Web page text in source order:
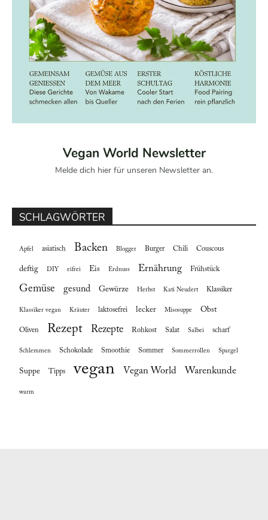
Vegan World Newsletter
Melde dich hier für unseren Newsletter an.
SCHLAGWÖRTER
Apfel asiatisch Backen Blogger Burger Chili Couscous
deftig DIY eifrei Eis Erdnuss Ernährung Frühstück
Gemüse gesund Gewürze Herbst Kati Neudert Klassiker
Klassiker vegan Kräuter laktosefrei lecker Misosuppe Obst
Oliven Rezept Rezepte Rohkost Salat Salbei scharf
Schlemmen Schokolade Smoothie Sommer Sommerrollen Spargel
Suppe Tipps vegan Vegan World Warenkunde
warm